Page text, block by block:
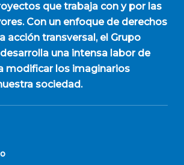
que trabaja con y por las
Con un enfoque de derechos
acción transversal, el Grupo
una intensa labor de
modificar los imaginarios
sociedad.